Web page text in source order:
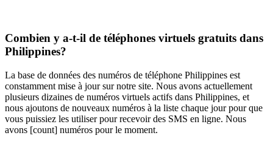
Combien y a-t-il de téléphones virtuels gratuits dans
Philippines?
La base de données des numéros de téléphone Philippines est
constamment mise à jour sur notre site. Nous avons actuellement
plusieurs dizaines de numéros virtuels actifs dans Philippines, et
nous ajoutons de nouveaux numéros à la liste chaque jour pour que
vous puissiez les utiliser pour recevoir des SMS en ligne. Nous
avons [count] numéros pour le moment.